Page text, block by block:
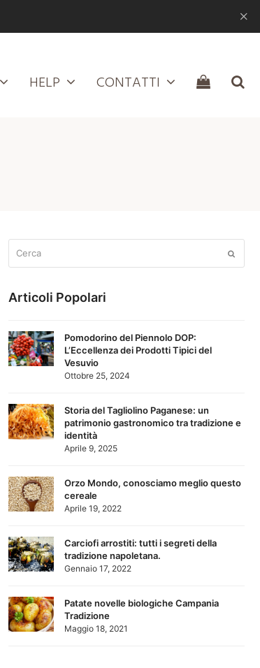
HELP CONTATTI
Articoli Popolari
Pomodorino del Piennolo DOP:
L’Eccellenza dei Prodotti Tipici del
Vesuvio
Ottobre 25, 2024
Storia del Tagliolino Paganese: un
patrimonio gastronomico tra tradizione e
identità
Aprile 9, 2025
Orzo Mondo, conosciamo meglio questo
cereale
Aprile 19, 2022
Carciofi arrostiti: tutti i segreti della
tradizione napoletana.
Gennaio 17, 2022
Patate novelle biologiche Campania
Tradizione
Maggio 18, 2021